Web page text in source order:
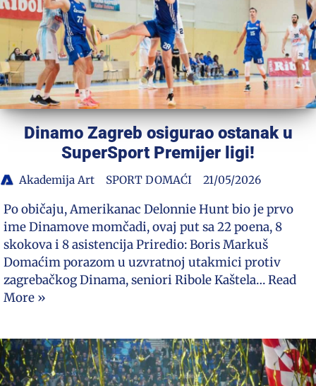
Dinamo Zagreb osigurao ostanak u
SuperSport Premijer ligi!
Akademija Art SPORT DOMAĆI 21/05/2026
Po običaju, Amerikanac Delonnie Hunt bio je prvo
ime Dinamove momčadi, ovaj put sa 22 poena, 8
skokova i 8 asistencija Priredio: Boris Markuš
Domaćim porazom u uzvratnoj utakmici protiv
zagrebačkog Dinama, seniori Ribole Kaštela…Read
More »